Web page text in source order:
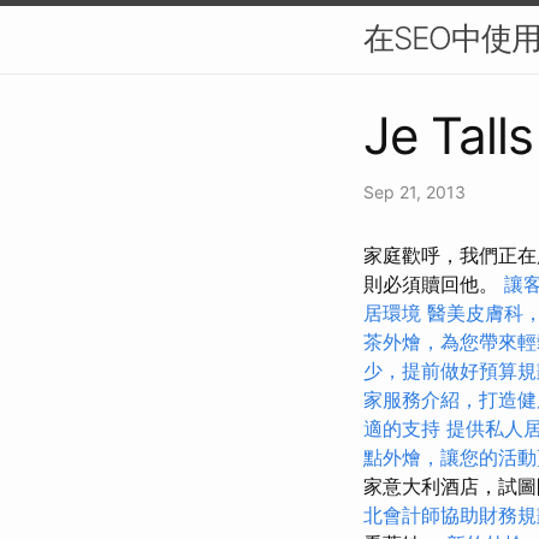
在SEO中使
Je
Sep 21, 2013
家庭歡呼，我們正
則必須贖回他。 讓
居環境 醫美皮膚科
茶外燴，為您帶來
少，提前做好預算
家服務介紹，打造
適的支持 提供私人
點外燴，讓您的活
家意大利酒店，試
北會計師協助財務